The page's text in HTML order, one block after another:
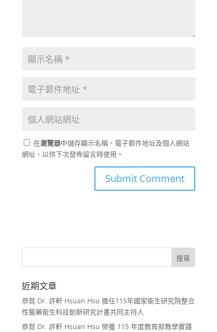
在瀏覽器中儲存顯示名稱、電子郵件地址及個人網站
網址，以供下次發佈留言時使用。
近期文章
恭賀 Dr. 許軒 Hsuan Hsu 擔任115年國家衛生研究院整合
性醫藥衛生科技創新研究計畫共同主持人
恭賀 Dr. 許軒 Hsuan Hsu 榮獲 115 年度教育部教學實踐